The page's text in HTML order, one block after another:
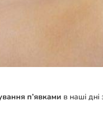
п’явками в наші дні